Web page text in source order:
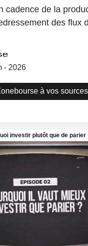
cadence de la
des flux
- 2026
à vos sources